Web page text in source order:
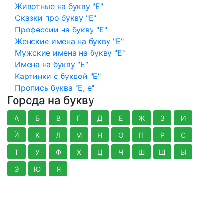
Животные на букву "Е"
Сказки про букву "Е"
Профессии на букву "Е"
Женские имена на букву "Е"
Мужские имена на букву "Е"
Имена на букву "Е"
Картинки с буквой "Е"
Пропись буква "Е, е"
Города на букву
А Б В Г Д Е Ж З И
Й К Л М Н О П Р С
Т У Ф Х Ц Ч Ш Щ Ы
Э Ю Я